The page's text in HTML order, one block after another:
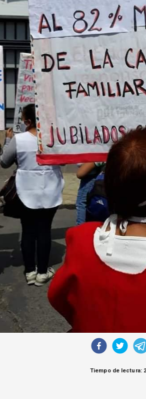
Tiempo de lectura: